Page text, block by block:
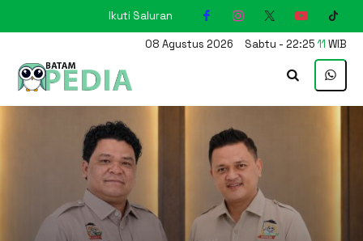
Ikuti Saluran
08 Agustus 2026 Sabtu- 22:25 12 WIB